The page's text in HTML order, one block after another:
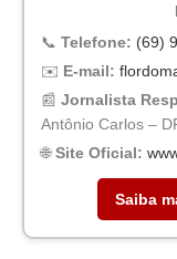
📞 Telefone: (69)
✉️ E-mail:
📰 Jornalista
Antônio Carlos –
🌐Site Oficial:
Saiba